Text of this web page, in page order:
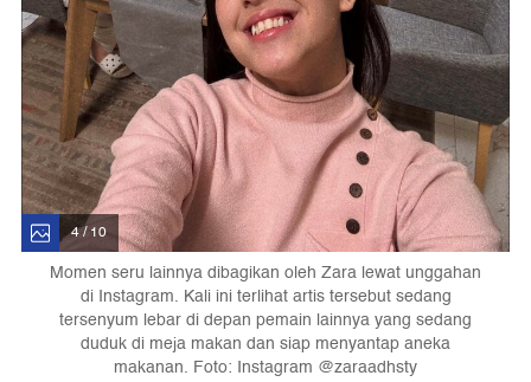
4 / 10
Momen seru lainnya dibagikan oleh Zara lewat unggahan
di Instagram. Kali ini terlihat artis tersebut sedang
tersenyum lebar di depan pemain lainnya yang sedang
duduk di meja makan dan siap menyantap aneka
makanan. Foto: Instagram @zaraadhsty